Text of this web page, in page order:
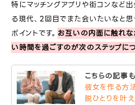
特にマッチングアプリや街コンなど
る現代、2回目でまた会いたいなと
ポイントです。 お互いの内面に触れな
い時間を過ごすのが次のステップに
こちらの記事も
彼女を作る方
脱ひとりを叶